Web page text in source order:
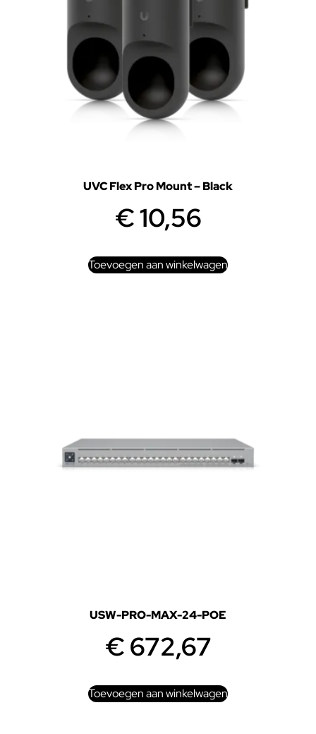
UVC Flex Pro Mount – Black
€10,56
Toevoegen aan winkelwagen
USW-PRO-MAX-24-POE
€672,67
Toevoegen aan winkelwagen